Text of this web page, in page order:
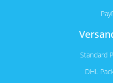
Standard
DHL